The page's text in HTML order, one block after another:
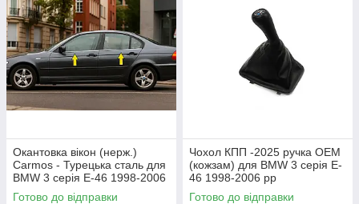
Окантовка вікон (нерж.)
Carmos - Турецька сталь для
BMW 3 серія E-46 1998-2006
рр
Готово до відправки
Чохол КПП -2025 ручка OEM
(кожзам) для BMW 3 серія E-
46 1998-2006 рр
Готово до відправки